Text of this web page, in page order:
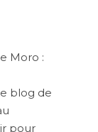
Moro :
blog de
pour